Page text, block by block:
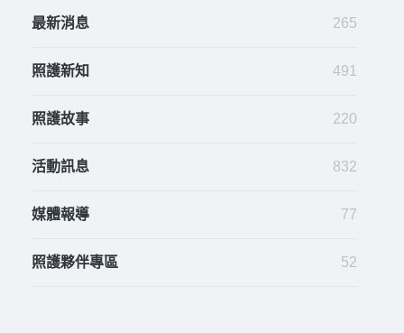
最新消息 265
照護新知 491
照護故事 220
活動訊息 832
媒體報導 77
照護夥伴專區 52